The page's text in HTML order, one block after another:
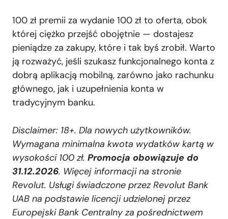
100 zł premii za wydanie 100 zł to oferta, obok
której ciężko przejść obojętnie — dostajesz
pieniądze za zakupy, które i tak byś zrobił. Warto
ją rozważyć, jeśli szukasz funkcjonalnego konta z
dobrą aplikacją mobilną, zarówno jako rachunku
głównego, jak i uzupełnienia konta w
tradycyjnym banku.
Disclaimer: 18+. Dla nowych użytkowników.
Wymagana minimalna kwota wydatków kartą w
wysokości 100 zł. Promocja obowiązuje do
31.12.2026. Więcej informacji na stronie
Revolut. Usługi świadczone przez Revolut Bank
UAB na podstawie licencji udzielonej przez
Europejski Bank Centralny za pośrednictwem